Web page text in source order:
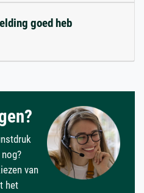
goed heb
van
het